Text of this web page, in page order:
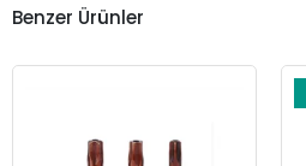
Benzer Ürünler